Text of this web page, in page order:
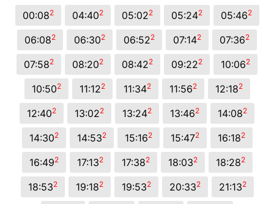
00:082 04:402 05:022 05:242 05:462
06:082 06:302 06:522 07:142 07:362
07:582 08:202 08:422 09:222 10:062
10:502 11:122 11:342 11:562 12:182
12:402 13:022 13:242 13:462 14:082
14:302 14:532 15:162 15:472 16:182
16:492 17:132 17:382 18:032 18:282
18:532 19:182 19:532 20:332 21:132